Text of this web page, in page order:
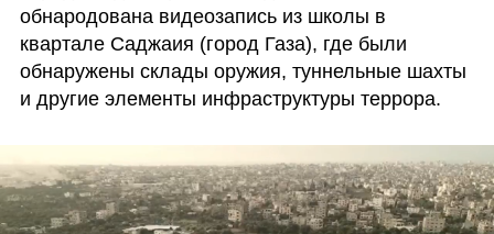
обнародована видеозапись из школы в
квартале Саджаия (город Газа), где были
обнаружены склады оружия, туннельные шахты
и другие элементы инфраструктуры террора.